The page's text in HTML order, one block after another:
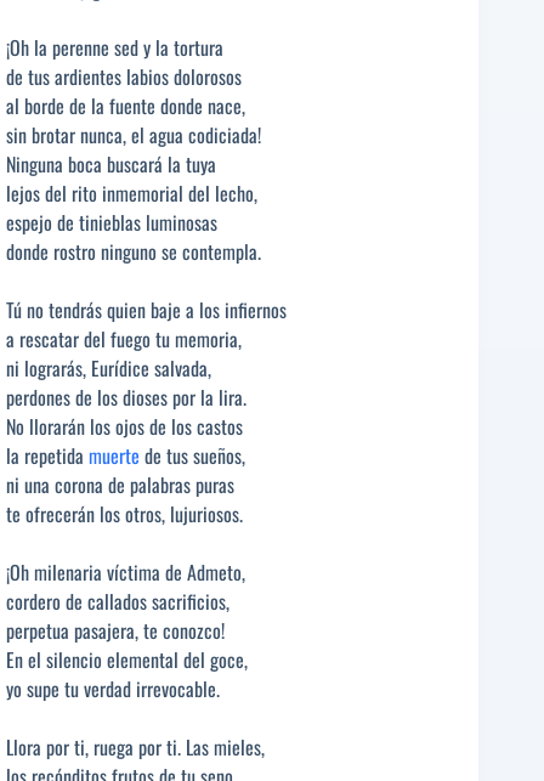
¡Oh la perenne sed y la tortura
de tus ardientes labios dolorosos
al borde de la fuente donde nace,
sin brotar nunca, el agua codiciada!
Ninguna boca buscará la tuya
lejos del rito inmemorial del lecho,
espejo de tinieblas luminosas
donde rostro ninguno se contempla.
Tú no tendrás quien baje a los infiernos
a rescatar del fuego tu memoria,
ni lograrás, Eurídice salvada,
perdones de los dioses por la lira.
No llorarán los ojos de los castos
la repetida muerte de tus sueños,
ni una corona de palabras puras
te ofrecerán los otros, lujuriosos.
¡Oh milenaria víctima de Admeto,
cordero de callados sacrificios,
perpetua pasajera, te conozco!
En el silencio elemental del goce,
yo supe tu verdad irrevocable.
Llora por ti, ruega por ti. Las mieles,